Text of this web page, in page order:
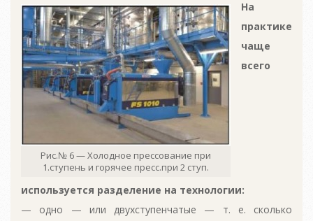
Рис.№ 6 — Холодное прессование при
1.ступень и горячее пресс.при 2 ступ.
На
практике
чаще
всего
используется разделение на технологии:
— одно — или двухступенчатые — т. е. сколько